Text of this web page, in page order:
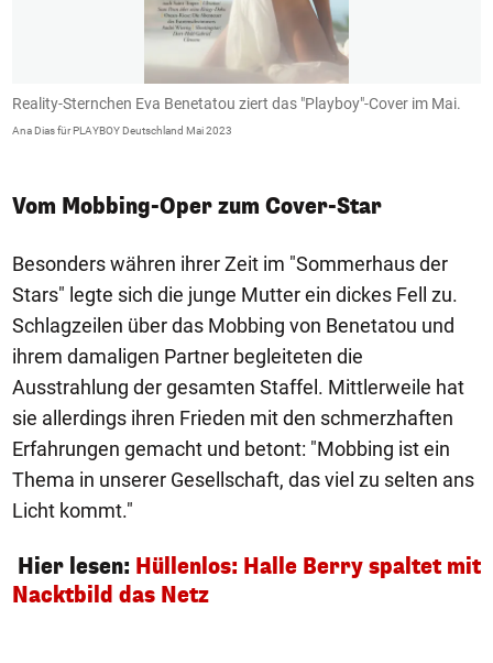
Reality-Sternchen Eva Benetatou ziert das "Playboy"-Cover im Mai.
Ana Dias für PLAYBOY Deutschland Mai 2023
Vom Mobbing-Oper zum Cover-Star
Besonders währen ihrer Zeit im "Sommerhaus der
Stars" legte sich die junge Mutter ein dickes Fell zu.
Schlagzeilen über das Mobbing von Benetatou und
ihrem damaligen Partner begleiteten die
Ausstrahlung der gesamten Staffel. Mittlerweile hat
sie allerdings ihren Frieden mit den schmerzhaften
Erfahrungen gemacht und betont: "Mobbing ist ein
Thema in unserer Gesellschaft, das viel zu selten ans
Licht kommt."
Hier lesen: Hüllenlos: Halle Berry spaltet mit
Nacktbild das Netz